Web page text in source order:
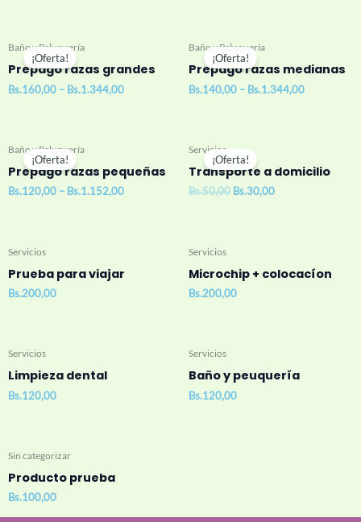
¡Oferta!
Baño y Peluquería
Prepago razas grandes
Bs.160,00 – Bs.1.344,00
¡Oferta!
Baño y Peluquería
Prepago razas medianas
Bs.140,00 – Bs.1.344,00
¡Oferta!
Baño y Peluquería
Prepago razas pequeñas
Bs.120,00 – Bs.1.152,00
¡Oferta!
Servicios
Transporte a domicilio
Bs.50,00
price
was:
Bs.30,00
is:
Servicios
Prueba para viajar
Bs.200,00
Servicios
Microchip + colocacíon
Bs.200,00
Servicios
Limpieza dental
Bs.120,00
Servicios
Baño y peuquería
Bs.120,00
Sin categorizar
Producto prueba
Bs.100,00